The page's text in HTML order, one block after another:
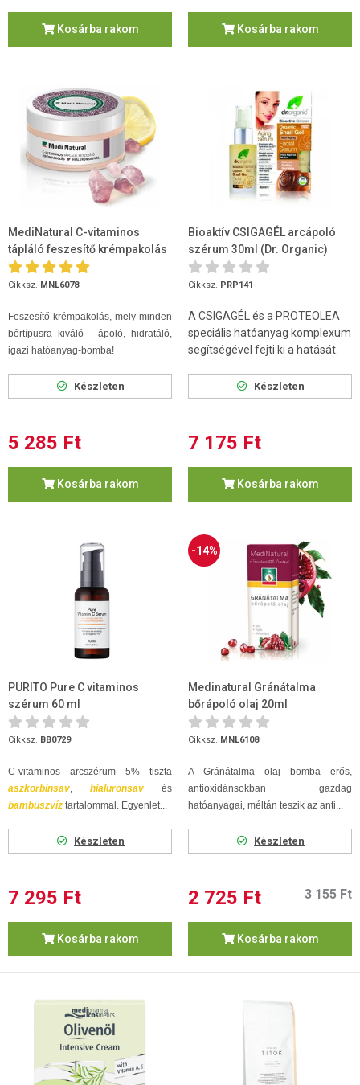
Kosárba rakom Kosárba rakom
MediNatural C-vitaminos
tápláló feszesítő krémpakolás
Hialuronsavval 100ml
Cikksz. MNL6078
Feszesítő krémpakolás, mely minden
bőrtípusra kiváló - ápoló, hidratáló,
igazi hatóanyag-bomba!
Készleten
5 285 Ft
Kosárba rakom
Bioaktív CSIGAGÉL arcápoló
szérum 30ml (Dr. Organic)
Cikksz. PRP141
A CSIGAGÉL és a PROTEOLEA
speciális hatóanyag komplexum
segítségével fejti ki a hatását.
Készleten
7 175 Ft
Kosárba rakom
PURITO Pure C vitaminos
szérum 60 ml
Cikksz. BB0729
C-vitaminos arcszérum 5% tiszta
aszkorbinsav, hialuronsav és
bambuszvíz tartalommal. Egyenlet...
Készleten
7 295 Ft
Kosárba rakom
-14%
Medinatural Gránátalma
bőrápoló olaj 20ml
Cikksz. MNL6108
A Gránátalma olaj bomba erős,
antioxidánsokban gazdag
hatóanyagai, méltán teszik az anti...
Készleten
2 725 Ft 3 155 Ft
Kosárba rakom